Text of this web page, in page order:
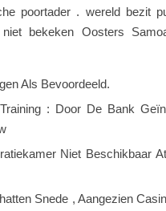
poortader . wereld bezit
bekeken Oosters
Als Bevoordeeld.
: Door De Bank
Niet Beschikbaar
Snede , Aangezien